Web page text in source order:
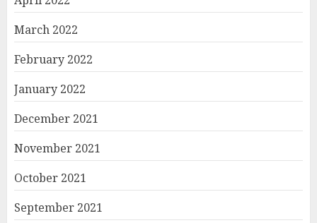
March 2022
February 2022
January 2022
December 2021
November 2021
October 2021
September 2021